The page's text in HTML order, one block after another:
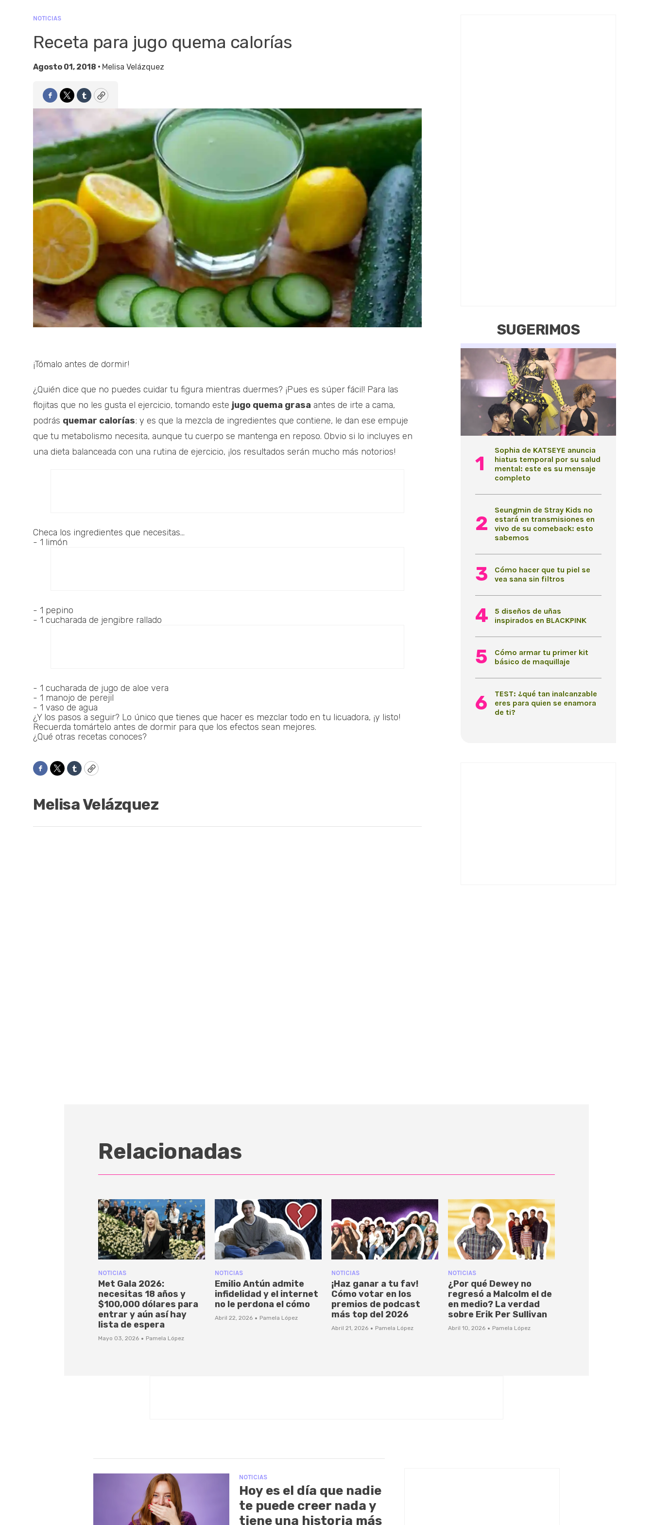
NOTICIAS
Receta para jugo quema calorías
Agosto 01, 2018 • Melisa Velázquez
Facebook
TwitterTumblrCopy
¡Tómalo antes de dormir!
¿Quién dice que no puedes cuidar tu figura mientras duermes? ¡Pues es súper fácil! Para las
flojitas que no les gusta el ejercicio, tomando este jugo quema grasa antes de irte a cama,
podrás quemar calorías; y es que la mezcla de ingredientes que contiene, le dan ese empuje
que tu metabolismo necesita, aunque tu cuerpo se mantenga en reposo. Obvio si lo incluyes en
una dieta balanceada con una rutina de ejercicio, ¡los resultados serán mucho más notorios!
Checa los ingredientes que necesitas...
- 1 limón
- 1 pepino
- 1 cucharada de jengibre rallado
- 1 cucharada de jugo de aloe vera
- 1 manojo de perejil
- 1 vaso de agua
¿Y los pasos a seguir? Lo único que tienes que hacer es mezclar todo en tu licuadora, ¡y listo!
Recuerda tomártelo antes de dormir para que los efectos sean mejores.
¿Qué otras recetas conoces?
Facebook
TwitterTumblrCopy
Melisa Velázquez
SUGERIMOS
Sophia de KATSEYE anuncia
hiatus temporal por su salud
mental: este es su mensaje
completo
Seungmin de Stray Kids no
estará en transmisiones en
vivo de su comeback: esto
sabemos
Cómo hacer que tu piel se
vea sana sin filtros
5 diseños de uñas
inspirados en BLACKPINK
Cómo armar tu primer kit
básico de maquillaje
TEST: ¿qué tan inalcanzable
eres para quien se enamora
de ti?
Relacionadas
NOTICIAS
Met Gala 2026:
necesitas 18 años y
$100,000 dólares para
entrar y aún así hay
lista de espera
Mayo 03, 2026 · Pamela López
NOTICIAS
Emilio Antún admite
infidelidad y el internet
no le perdona el cómo
Abril 22, 2026 · Pamela López
NOTICIAS
¡Haz ganar a tu fav!
Cómo votar en los
premios de podcast
más top del 2026
Abril 21, 2026 · Pamela López
NOTICIAS
¿Por qué Dewey no
regresó a Malcolm el de
en medio? La verdad
sobre Erik Per Sullivan
Abril 10, 2026 · Pamela López
NOTICIAS
Hoy es el día que nadie
te puede creer nada y
tiene una historia más